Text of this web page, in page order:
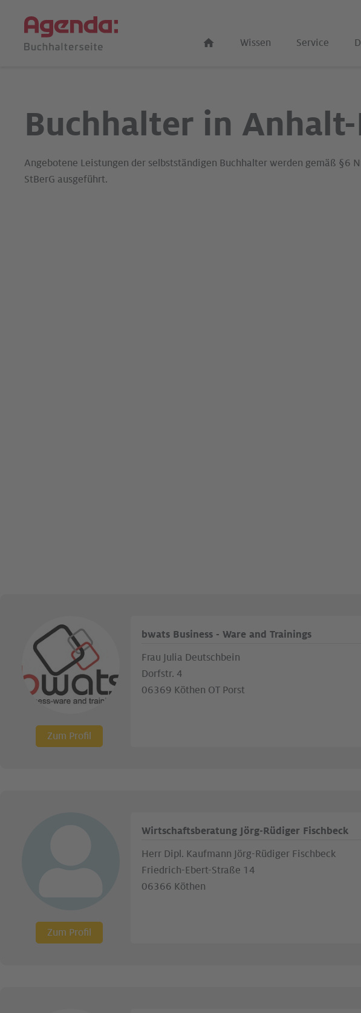
Wissen Service
Buchhalter in
Angebotene Leistungen der selbstständigen Buchhalter werden gemäß §6
StBerG ausgeführt.
Zum Profil
bwats Business - Ware and Trainings
Frau Julia Deutschbein
Dorfstr. 4
06369 Köthen OT Porst
Zum Profil
Wirtschaftsberatung Jörg-Rüdiger Fischbeck
Herr Dipl. Kaufmann Jörg-Rüdiger Fischbeck
Friedrich-Ebert-Straße 14
06366 Köthen